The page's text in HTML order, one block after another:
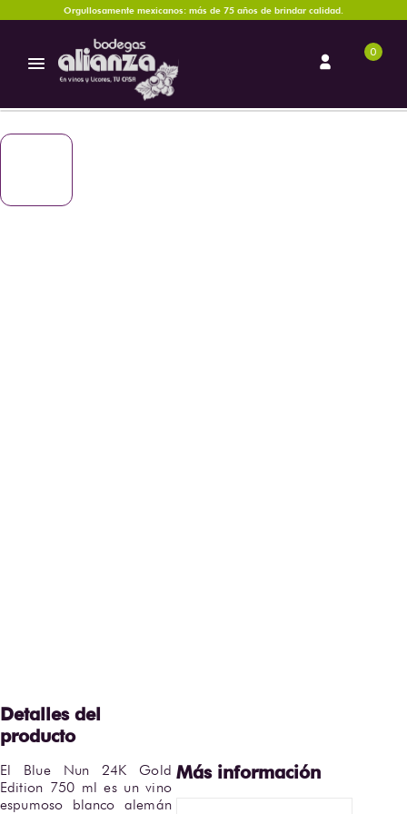
Orgullosamente mexicanos: más de 75 años de brindar calidad.
0
El Blue Nun 24K Gold
Edition 750 ml es un vino
espumoso blanco alemán